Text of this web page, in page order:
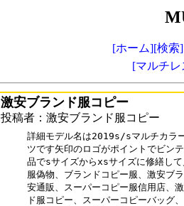
[ホーム][検索]
[マルチ
激安ブランド服コピー
投稿者：激安ブランド服コピー
詳細モデル名は2019s/sマルチカラ
ツです矢印のロゴがポイントでビン
品でsサイズからxsサイズに修繕し
服偽物、ブランドコピー服、激安ブ
安通販、スーパーコピー服信用店、
ド服コピー、スーパーコピーバッグ